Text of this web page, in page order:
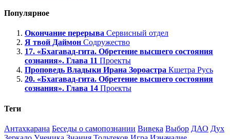
Популярное
Окончание перерыва Сервисный отдел
Я твой Даймон Содружество
17. «Бхагавад-гита. Обретение высшего состояния
сознания». Глава 11 Проекты
Проповедь Владыки Ирана Зороастра Кшетра Русь
20. «Бхагавад-гита. Обретение высшего состояния
сознания». Глава 14 Проекты
Теги
Антахкарана Беседы о самопознании Вивека Выбор ДАО Дух